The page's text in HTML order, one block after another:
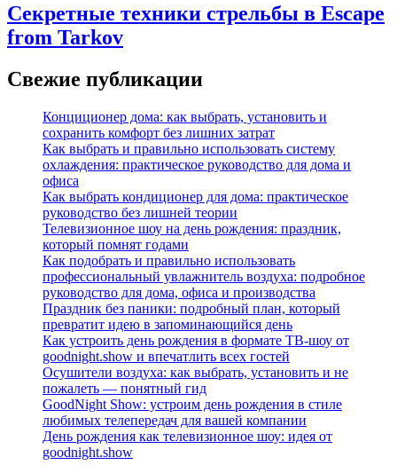
Секретные техники стрельбы в Escape
from Tarkov
Свежие публикации
Конциционер дома: как выбрать, установить и
сохранить комфорт без лишних затрат
Как выбрать и правильно использовать систему
охлаждения: практическое руководство для дома и
офиса
Как выбрать кондиционер для дома: практическое
руководство без лишней теории
Телевизионное шоу на день рождения: праздник,
который помнят годами
Как подобрать и правильно использовать
профессиональный увлажнитель воздуха: подробное
руководство для дома, офиса и производства
Праздник без паники: подробный план, который
превратит идею в запоминающийся день
Как устроить день рождения в формате ТВ‑шоу от
goodnight.show и впечатлить всех гостей
Осушители воздуха: как выбрать, установить и не
пожалеть — понятный гид
GoodNight Show: устроим день рождения в стиле
любимых телепередач для вашей компании
День рождения как телевизионное шоу: идея от
goodnight.show